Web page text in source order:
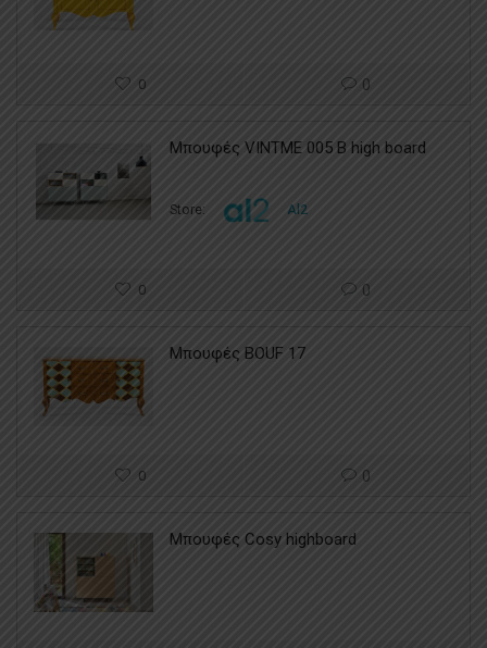
0 0
Μπουφές VINTME 005 B high board
Store: Al2
0 0
Μπουφές BOUF 17
0 0
Μπουφές Cosy highboard